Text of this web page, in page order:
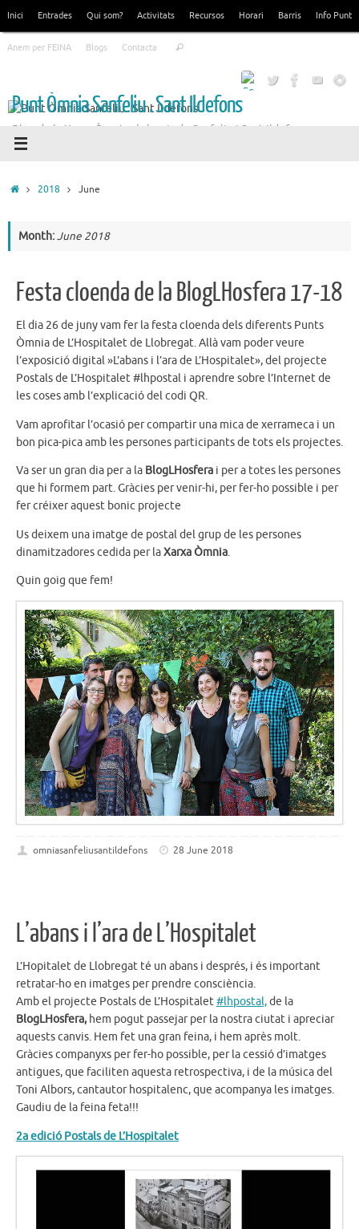
content
Inici Entrades Qui som? Activitats Recursos Horari Barris Info Punt
Anem per FEINA Blogs Contacta Search
Punt Òmnia Sanfeliu . Sant Ildefons
Blog de la Xarxa Òmnia als barris de Sanfeliu i Sant Ildefons
Home2018 June
Month:June 2018
Festa cloenda de la BlogLHosfera 17-18
El dia 26 de juny vam fer la festa cloenda dels diferents Punts
Òmnia de L’Hospitalet de Llobregat. Allà vam poder veure
l’exposició digital »L’abans i l’ara de L’Hospitalet», del projecte
Postals de L’Hospitalet #lhpostal i aprendre sobre l’Internet de
les coses amb l’explicació del codi QR.
Vam aprofitar l’ocasió per compartir una mica de xerrameca i un
bon pica-pica amb les persones participants de tots els projectes.
Va ser un gran dia per a la BlogLHosfera i per a totes les persones
que hi formem part. Gràcies per venir-hi, per fer-ho possible i per
fer créixer aquest bonic projecte
Us deixem una imatge de postal del grup de les persones
dinamitzadores cedida per laXarxa Òmnia.
Quin goig que fem!
omniasanfeliusantildefons 28 June 2018
L’abans i l’ara de L’Hospitalet
L’Hopitalet de Llobregat té un abans i després, i és important
retratar-ho en imatges per prendre consciència.
Amb el projecte Postals de L’Hospitalet#lhpostal,de la
BlogLHosfera, hem pogut passejar per la nostra ciutat i apreciar
aquests canvis. Hem fet una gran feina, i hem après molt.
Gràcies companyxs per fer-ho possible, per la cessió d’imatges
antigues, que faciliten aquesta retrospectiva, i de la música del
Toni Albors, cantautor hospitalenc, que acompanya les imatges.
Gaudiu de la feina feta!!!
2a edició Postals de L’Hospitalet